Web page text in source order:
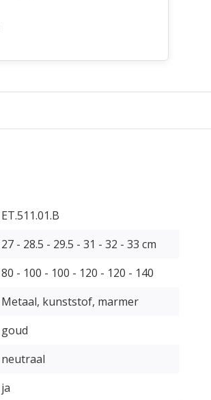
ET.511.01.B
27 - 28.5 - 29.5 - 31 - 32 - 33 cm
80 - 100 - 100 - 120 - 120 - 140
Metaal, kunststof, marmer
goud
neutraal
ja